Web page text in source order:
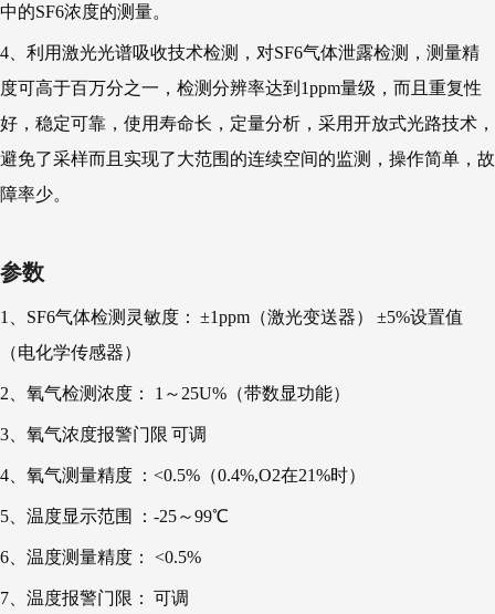
中的SF6浓度的测量。
4、利用激光光谱吸收技术检测，对SF6气体泄露检测，测量精
度可高于百万分之一，检测分辨率达到1ppm量级，而且重复性
好，稳定可靠，使用寿命长，定量分析，采用开放式光路技术，
避免了采样而且实现了大范围的连续空间的监测，操作简单，故
障率少。
参数
1、SF6气体检测灵敏度： ±1ppm（激光变送器）
±5%设置值
（电化学传感器）
2、氧气检测浓度： 1～25U%（带数显功能）
3、氧气浓度报警门限 可调
4、氧气测量精度 ：<0.5%（0.4%,O2在21%时）
5、温度显示范围 ：-25～99℃
6、温度测量精度： <0.5%
7、温度报警门限： 可调